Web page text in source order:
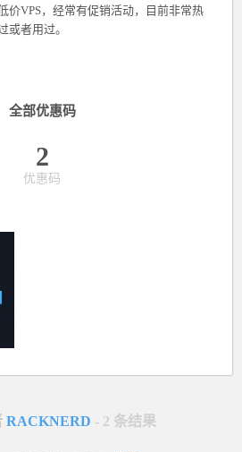
价VPS，经常有促销活动，目前非常热
或者用过。
全部优惠码
2
优惠码
RACKNERD - 2 条结果